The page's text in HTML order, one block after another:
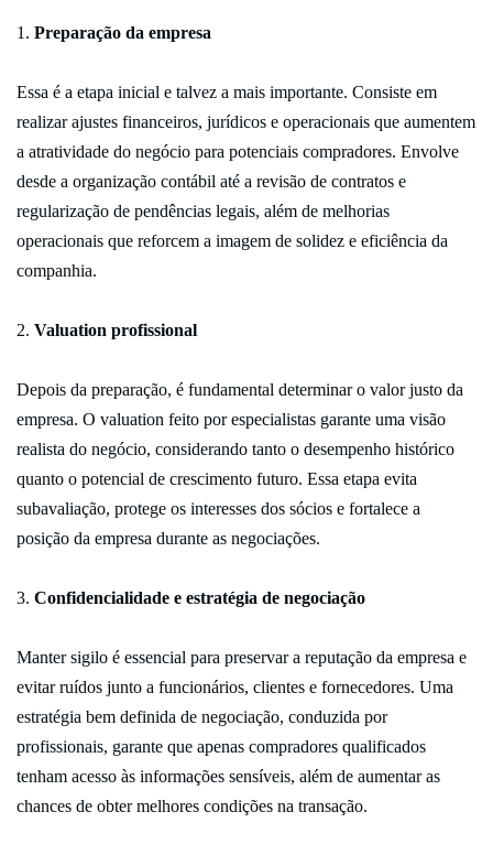
Preparação da empresa
Essa é a etapa inicial e talvez a mais importante. Consiste em
realizar ajustes financeiros, jurídicos e operacionais que aumentem
a atratividade do negócio para potenciais compradores. Envolve
desde a organização contábil até a revisão de contratos e
regularização de pendências legais, além de melhorias
operacionais que reforcem a imagem de solidez e eficiência da
companhia.
Valuation profissional
Depois da preparação, é fundamental determinar o valor justo da
empresa. O valuation feito por especialistas garante uma visão
realista do negócio, considerando tanto o desempenho histórico
quanto o potencial de crescimento futuro. Essa etapa evita
subavaliação, protege os interesses dos sócios e fortalece a
posição da empresa durante as negociações.
Confidencialidade e estratégia de negociação
Manter sigilo é essencial para preservar a reputação da empresa e
evitar ruídos junto a funcionários, clientes e fornecedores. Uma
estratégia bem definida de negociação, conduzida por
profissionais, garante que apenas compradores qualificados
tenham acesso às informações sensíveis, além de aumentar as
chances de obter melhores condições na transação.